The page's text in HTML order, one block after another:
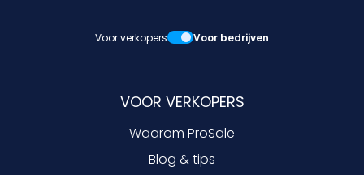
Voor verkopers Voor bedrijven
VOOR VERKOPERS
Waarom ProSale
Blog & tips